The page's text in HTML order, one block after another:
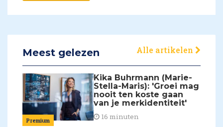
Meest gelezen Alle artikelen
Premium
Kika Buhrmann (Marie-
Stella-Maris): 'Groei mag
nooit ten koste gaan
van je merkidentiteit'
16 minuten